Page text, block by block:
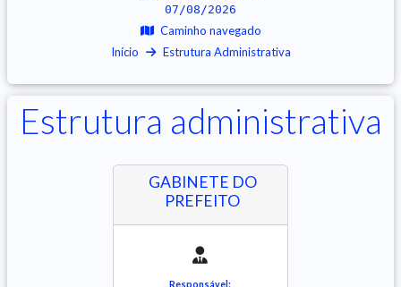
07/08/2026
Caminho navegado
Início
Estrutura Administrativa
Estrutura administrativa
GABINETE DO
PREFEITO
Responsável: